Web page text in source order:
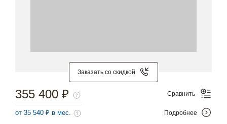
Заказать со скидкой
355 400 ₽
от 35 540 ₽ в мес.
Сравнить
Подробнее